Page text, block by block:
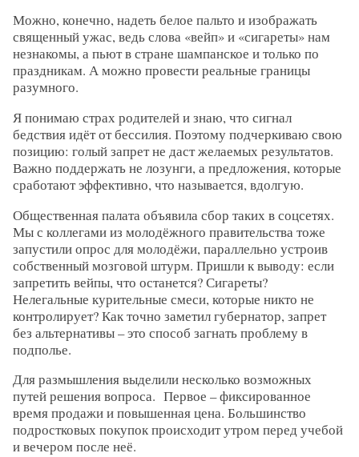
Можно, конечно, надеть белое пальто и изображать
священный ужас, ведь слова «вейп» и «сигареты» нам
незнакомы, а пьют в стране шампанское и только по
праздникам. А можно провести реальные границы
разумного.
Я понимаю страх родителей и знаю, что сигнал
бедствия идёт от бессилия. Поэтому подчеркиваю свою
позицию: голый запрет не даст желаемых результатов.
Важно поддержать не лозунги, а предложения, которые
сработают эффективно, что называется, вдолгую.
Общественная палата объявила сбор таких в соцсетях.
Мы с коллегами из молодёжного правительства тоже
запустили опрос для молодёжи, параллельно устроив
собственный мозговой штурм. Пришли к выводу: если
запретить вейпы, что останется? Сигареты?
Нелегальные курительные смеси, которые никто не
контролирует? Как точно заметил губернатор, запрет
без альтернативы – это способ загнать проблему в
подполье.
Для размышления выделили несколько возможных
путей решения вопроса. Первое – фиксированное
время продажи и повышенная цена. Большинство
подростковых покупок происходит утром перед учебой
и вечером после неё.